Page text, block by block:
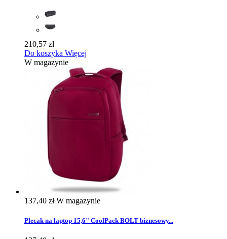
210,57 zł
Do koszyka Więcej
W magazynie
137,40 złW magazynie
Plecak na laptop 15,6" CoolPack BOLT biznesowy...